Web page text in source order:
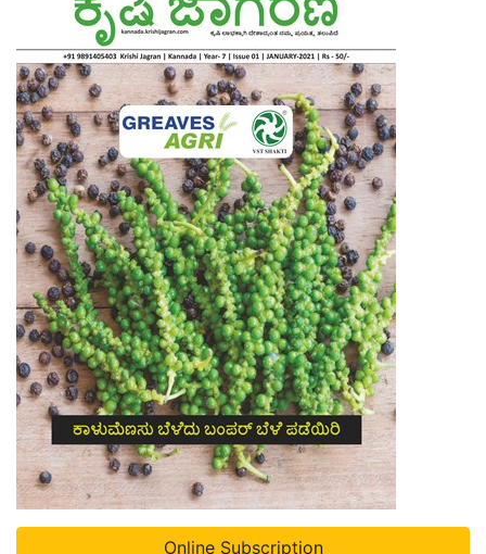
Online Subscription